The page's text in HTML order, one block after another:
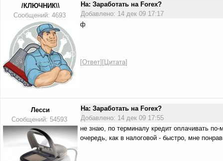
/КЛЮЧНИК\\
Сообщений: 4693
На: Заработать на Forex?
Добавлено: 14 дек 09 17:17
ф
[Ответ][Цитата]
Лесси
Сообщений: 54593
На: Заработать на Forex?
Добавлено: 14 дек 09 17:55
не знаю, по терминалу кредит оплачивать
очередь, как в налоговой - быстро, мне